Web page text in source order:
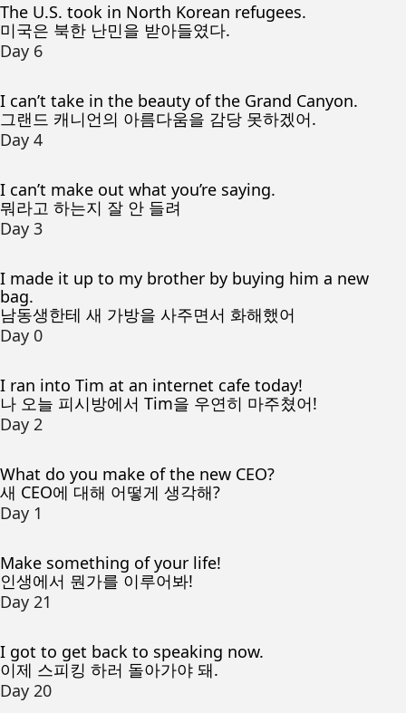
The U.S. took in North Korean refugees.
미국은 북한 난민을 받아들였다.
Day 6
I can’t take in the beauty of the Grand Canyon.
그랜드 캐니언의 아름다움을 감당 못하겠어.
Day 4
I can’t make out what you’re saying.
뭐라고 하는지 잘 안 들려
Day 3
I made it up to my brother by buying him a new
bag.
남동생한테 새 가방을 사주면서 화해했어
Day 0
I ran into Tim at an internet cafe today!
나 오늘 피시방에서 Tim을 우연히 마주쳤어!
Day 2
What do you make of the new CEO?
새 CEO에 대해 어떻게 생각해?
Day 1
Make something of your life!
인생에서 뭔가를 이루어봐!
Day 21
I got to get back to speaking now.
이제 스피킹 하러 돌아가야 돼.
Day 20